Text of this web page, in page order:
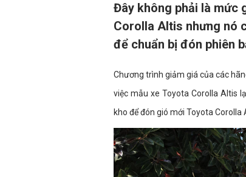
Đây không phải là mức
Corolla Altis nhưng nó
để chuẩn bị đón phiên
Chương trình giảm giá của các
việc mẫu xe Toyota Corolla Altis
kho để đón gió mới Toyota Corolla